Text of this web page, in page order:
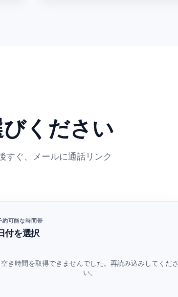
ください
すぐ、メールに通話リンク
約可能な時間帯
付を選択
空き時間を取得できませんでした。再読み込みしてくださ
い。